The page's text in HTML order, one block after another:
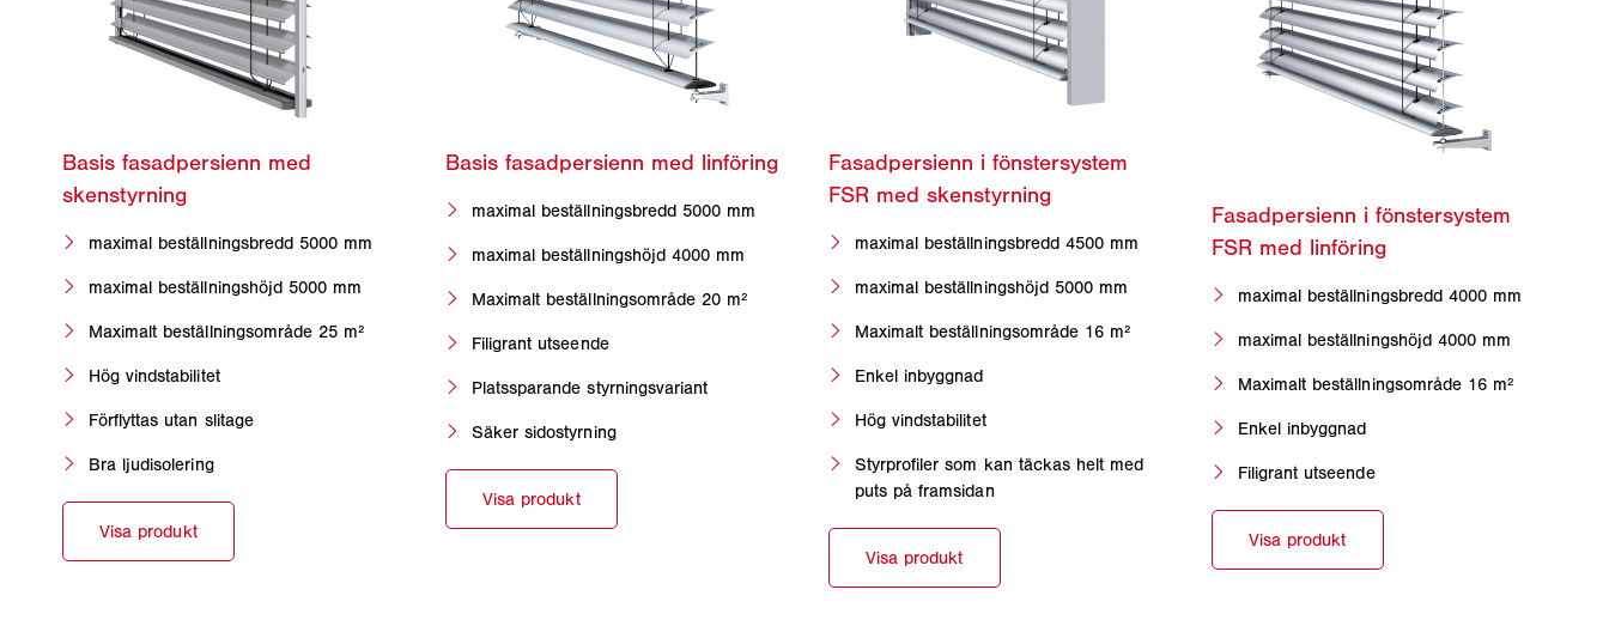
maximal beställningsbredd 5000 mm
maximal beställningshöjd 5000 mm
Maximalt beställningsområde 25 m²
Hög vindstabilitet
Förflyttas utan slitage
Bra ljudisolering
maximal beställningsbredd 5000 mm
maximal beställningshöjd 4000 mm
Maximalt beställningsområde 20 m²
Filigrant utseende
Platssparande styrningsvariant
Säker sidostyrning
maximal beställningsbredd 4500 mm
maximal beställningshöjd 5000 mm
Maximalt beställningsområde 16 m²
Enkel inbyggnad
Hög vindstabilitet
Styrprofiler som kan täckas helt med
puts på framsidan
maximal beställningsbredd 4000 mm
maximal beställningshöjd 4000 mm
Maximalt beställningsområde 16 m²
Enkel inbyggnad
Filigrant utseende